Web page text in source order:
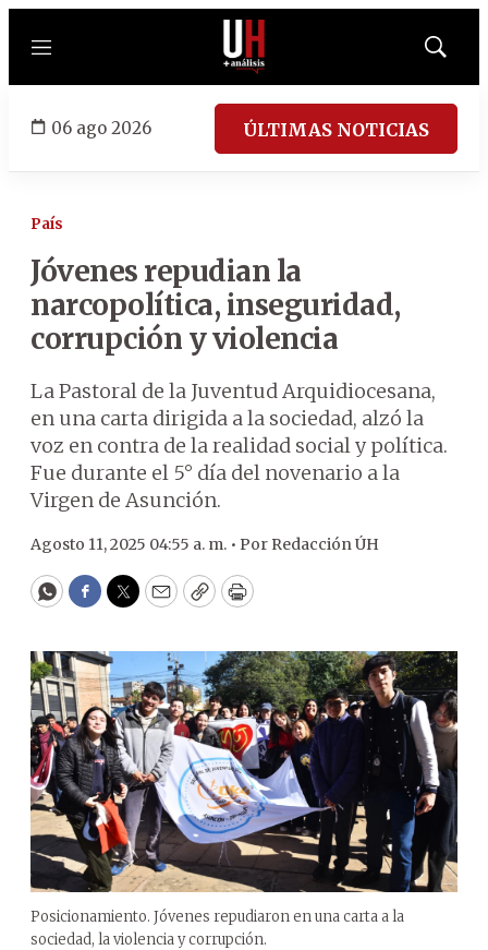
Menú
Mostrar
06 ago 2026 ÚLTIMAS NOTICIAS
País
Jóvenes repudian la
narcopolítica, inseguridad,
corrupción y violencia
La Pastoral de la Juventud Arquidiocesana,
en una carta dirigida a la sociedad, alzó la
voz en contra de la realidad social y política.
Fue durante el 5° día del novenario a la
Virgen de Asunción.
Agosto 11, 2025 04:55 a. m. • Por Redacción ÚH
WhatsApp
Facebook
Twitter
EmailCopyPrint
Posicionamiento. Jóvenes repudiaron en una carta a la
sociedad, la violencia y corrupción.